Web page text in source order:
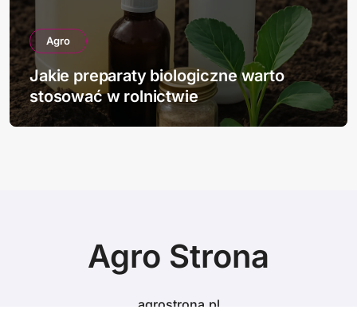
Agro
Jakie preparaty biologiczne warto
stosować w rolnictwie
Agro Strona
agrostrona.pl